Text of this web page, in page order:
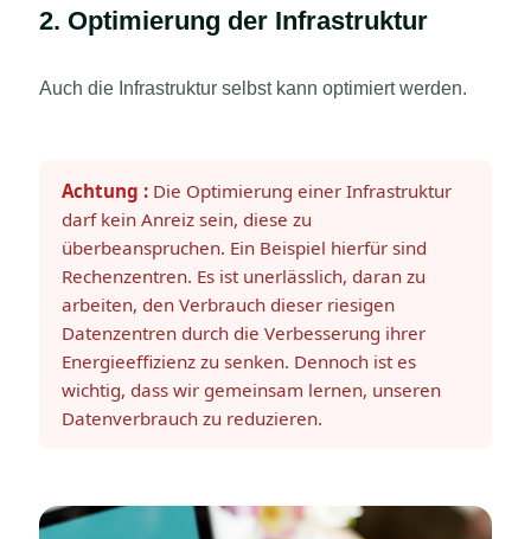
2. Optimierung der Infrastruktur
Auch die Infrastruktur selbst kann optimiert werden.
Achtung : Die Optimierung einer Infrastruktur
darf kein Anreiz sein, diese zu
überbeanspruchen. Ein Beispiel hierfür sind
Rechenzentren. Es ist unerlässlich, daran zu
arbeiten, den Verbrauch dieser riesigen
Datenzentren durch die Verbesserung ihrer
Energieeffizienz zu senken. Dennoch ist es
wichtig, dass wir gemeinsam lernen, unseren
Datenverbrauch zu reduzieren.